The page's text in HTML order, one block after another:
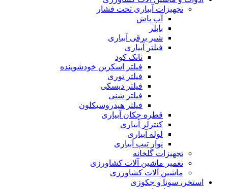
تجهیزات آبیاری تحت فشار
آب پاش
بابلر
شیر برقی آبیاری
فیلتر آبیاری
تانک کود
فیلتر اسکرین خودشوینده
فیلتر توری
فیلتر دیسکی
فیلتر شنی
فیلتر هیدروسیکلون
قطره چکان آبیاری
کنترلر آبیاری
لوله آبیاری
نوار تیپ آبیاری
تجهیزات گلخانه
تعمیر ماشین آلات کشاورزی
ماشین آلات کشاورزی
استخر، سونا و جکوزی